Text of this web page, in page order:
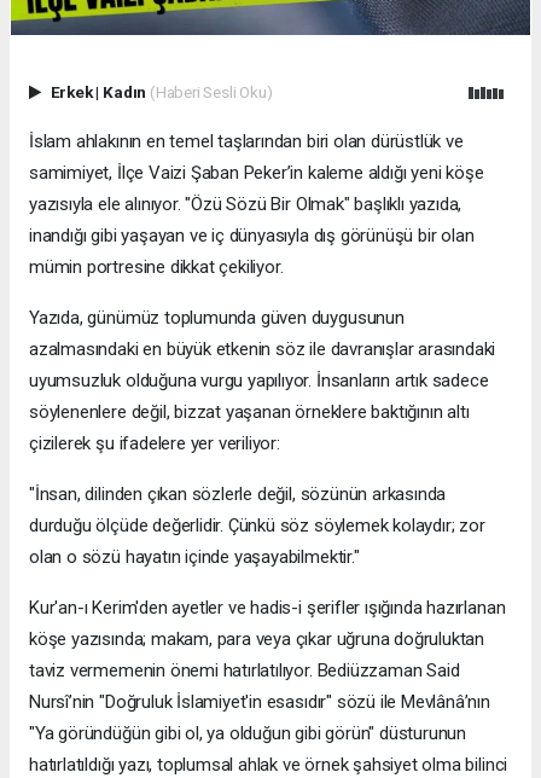
Erkek| Kadın (Haberi Sesli Oku)
İslam ahlakının en temel taşlarından biri olan dürüstlük ve
samimiyet, İlçe Vaizi Şaban Peker’in kaleme aldığı yeni köşe
yazısıyla ele alınıyor. "Özü Sözü Bir Olmak" başlıklı yazıda,
inandığı gibi yaşayan ve iç dünyasıyla dış görünüşü bir olan
mümin portresine dikkat çekiliyor.
​Yazıda, günümüz toplumunda güven duygusunun
azalmasındaki en büyük etkenin söz ile davranışlar arasındaki
uyumsuzluk olduğuna vurgu yapılıyor. İnsanların artık sadece
söylenenlere değil, bizzat yaşanan örneklere baktığının altı
çizilerek şu ifadelere yer veriliyor:
​"İnsan, dilinden çıkan sözlerle değil, sözünün arkasında
durduğu ölçüde değerlidir. Çünkü söz söylemek kolaydır; zor
olan o sözü hayatın içinde yaşayabilmektir."
​Kur'an-ı Kerim'den ayetler ve hadis-i şerifler ışığında hazırlanan
köşe yazısında; makam, para veya çıkar uğruna doğruluktan
taviz vermemenin önemi hatırlatılıyor. Bediüzzaman Said
Nursî’nin "Doğruluk İslamiyet'in esasıdır" sözü ile Mevlânâ’nın
"Ya göründüğün gibi ol, ya olduğun gibi görün" düsturunun
hatırlatıldığı yazı, toplumsal ahlak ve örnek şahsiyet olma bilinci